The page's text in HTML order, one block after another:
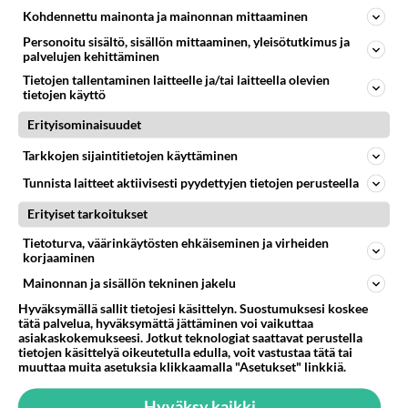
Olet ihana
05.08.2026 21:15
Ikävä
37
530
Mitä haluaisit kysyä tänään
Kaivatultasi? Anna jokin tunniste itsestäni tai hänestä.
07.08.2026 13:15
Ikävä
480
Osallistu keskusteluun
Muistatko Mikkelin panttivankidraaman?
58
Jos SDP ei voita reilusti, persut kumoavat demokratian Suomesta
Näin tekisi ainakin Rydman seuratessaan idolinsa Trumpin mallia https://www.is.fi/politiikka/art-2000012187244.html
Kohdennettu mainonta ja mainonnan mittaaminen
Personoitu sisältö, sisällön mittaaminen, yleisötutkimus ja
palvelujen kehittäminen
Tietojen tallentaminen laitteelle ja/tai laitteella olevien
tietojen käyttö
Erityisominaisuudet
Tarkkojen sijaintitietojen käyttäminen
Tunnista laitteet aktiivisesti pyydettyjen tietojen perusteella
Erityiset tarkoitukset
Tietoturva, väärinkäytösten ehkäiseminen ja virheiden
korjaaminen
Mainonnan ja sisällön tekninen jakelu
Hyväksymällä sallit tietojesi käsittelyn. Suostumuksesi koskee
tätä palvelua, hyväksymättä jättäminen voi vaikuttaa
asiakaskokemukseesi. Jotkut teknologiat saattavat perustella
tietojen käsittelyä oikeutetulla edulla, voit vastustaa tätä tai
muuttaa muita asetuksia klikkaamalla "Asetukset" linkkiä.